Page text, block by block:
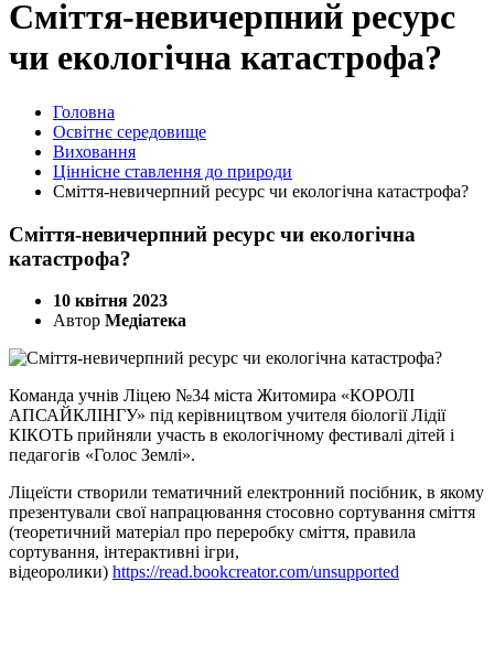
Сміття-невичерпний ресурс
чи екологічна катастрофа?
Головна
Освітнє середовище
Виховання
Ціннісне ставлення до природи
Сміття-невичерпний ресурс чи екологічна катастрофа?
Сміття-невичерпний ресурс чи екологічна
катастрофа?
10 квітня 2023
Автор Медіатека
Команда учнів Ліцею №34 міста Житомира «КОРОЛІ
АПСАЙКЛІНГУ» під керівництвом учителя біології Лідії
КІКОТЬ прийняли участь в екологічному фестивалі дітей і
педагогів «Голос Землі».
Ліцеїсти створили тематичний електронний посібник, в якому
презентували свої напрацювання стосовно сортування сміття
(теоретичний матеріал про переробку сміття, правила
сортування, інтерактивні ігри,
відеоролики) https://read.bookcreator.com/unsupported